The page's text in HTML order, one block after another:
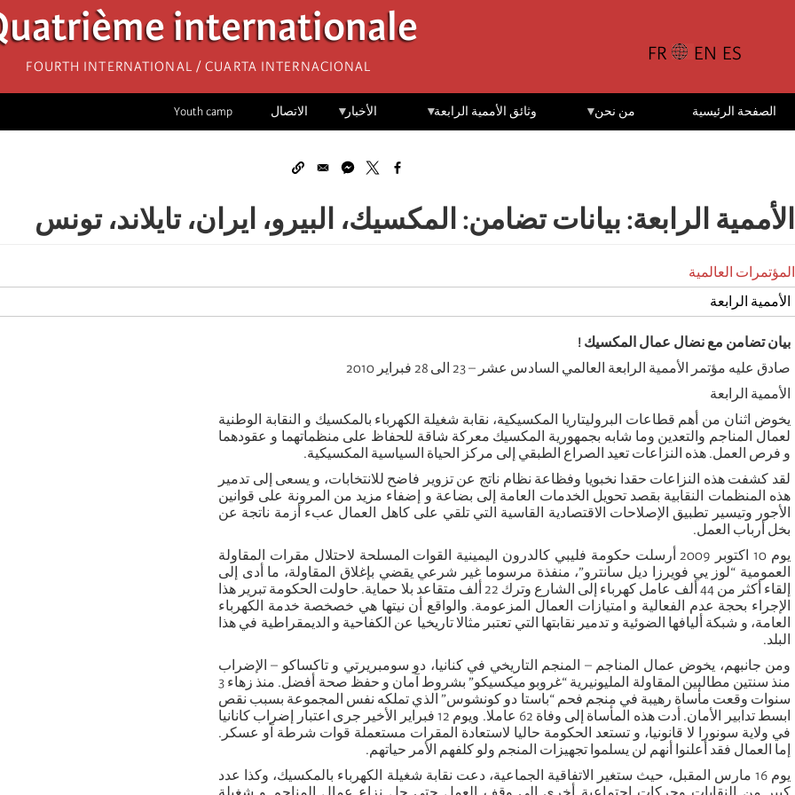
internationale
Fourth International / Cuarta Internacional
الصفحة الرئيسية من نحن وثائق الأممية الرابعة الأخبار الاتصال Youth camp
الأممية الرابعة: بيانات تضامن: المكسيك، البيرو، ايران، تايلاند، تونس
المؤتمرات العالمية
الأممية الرابعة
بيان تضامن مع نضال عمال المكسيك !
صادق عليه مؤتمر الأممية الرابعة العالمي السادس عشر – 23 الى 28 فبراير 2010
الأممية الرابعة
يخوض اثنان من أهم قطاعات البروليتاريا المكسيكية، نقابة شغيلة الكهرباء بالمكسيك و النقابة الوطنية
لعمال المناجم والتعدين وما شابه بجمهورية المكسيك معركة شاقة للحفاظ على منظماتهما و عقودهما
و فرص العمل. هذه النزاعات تعيد الصراع الطبقي إلى مركز الحياة السياسية المكسيكية.
لقد كشفت هذه النزاعات حقدا نخبويا وفظاعة نظام ناتج عن تزوير فاضح للانتخابات، و يسعى إلى تدمير
هذه المنظمات النقابية بقصد تحويل الخدمات العامة إلى بضاعة و إضفاء مزيد من المرونة على قوانين
الأجور وتيسير تطبيق الإصلاحات الاقتصادية القاسية التي تلقي على كاهل العمال عبء أزمة ناتجة عن
بخل أرباب العمل.
يوم 10 اكتوبر 2009 أرسلت حكومة فليبي كالدرون اليمينية القوات المسلحة لاحتلال مقرات المقاولة
العمومية “لوز يي فويرزا ديل سانترو”، منفذة مرسوما غير شرعي يقضي بإغلاق المقاولة، ما أدى إلى
إلقاء أكثر من 44 ألف عامل كهرباء إلى الشارع وترك 22 ألف متقاعد بلا حماية. حاولت الحكومة تبرير هذا
الإجراء بحجة عدم الفعالية و امتيازات العمال المزعومة. والواقع أن نيتها هي خصخصة خدمة الكهرباء
العامة، و شبكة أليافها الضوئية و تدمير نقابتها التي تعتبر مثالا تاريخيا عن الكفاحية و الديمقراطية في هذا
البلد.
ومن جانبهم، يخوض عمال المناجم – المنجم التاريخي في كنانيا، دو سومبريرتي و تاكساكو – الإضراب
منذ سنتين مطالبين المقاولة المليونيرية “غروبو ميكسيكو” بشروط آمان و حفظ صحة أفضل. منذ زهاء 3
سنوات وقعت مأساة رهيبة في منجم فحم “باستا دو كونشوس” الذي تملكه نفس المجموعة بسبب نقص
ابسط تدابير الأمان. أدت هذه المأساة إلى وفاة 62 عاملا. ويوم 12 فبراير الأخير جرى اعتبار إضراب كانانيا
في ولاية سونورا لا قانونيا، و تستعد الحكومة حاليا لاستعادة المقرات مستعملة قوات شرطة آو عسكر.
إما العمال فقد أعلنوا أنهم لن يسلموا تجهيزات المنجم ولو كلفهم الأمر حياتهم.
يوم 16 مارس المقبل، حيث ستغير الاتفاقية الجماعية، دعت نقابة شغيلة الكهرباء بالمكسيك، وكذا عدد